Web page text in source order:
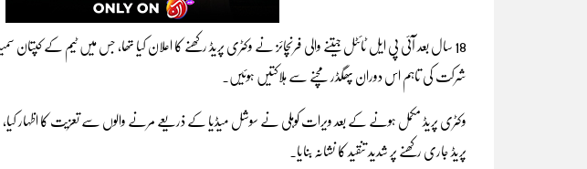
18 سال بعد آئی پی ایل ٹائٹل جیتنے والی فرنچائز نے وکٹری پریڈ رکھنے کا اعلان کیا تھا، جس میں ٹیم کے
شرکت کی تاہم اس دوران پھگڈر مچنے سے ہلاکتیں ہوئیں۔
وکٹری پریڈ مکمل ہونے کے بعد ویرات کوہلی نے سوشل میڈیا کے ذریعے مرنے والوں سے تعزیت کا اظہار
پریڈ جاری رکھنے پر شدید تنقید کا نشانہ بنایا۔